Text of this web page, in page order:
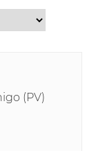
(PV)